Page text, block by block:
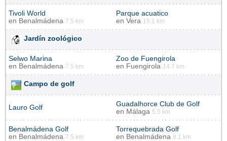
Tivoli World
en Benalmádena 7.5 km
Parque acuatico
en Vera 15.1 km
Jardín zoológico
Selwo Marina
en Benalmádena 7.5 km
Zoo de Fuengirola
en Fuengirola 14.7 km
Campo de golf
Lauro Golf
Guadalhorce Club de Golf
en Málaga 5.5 km
Benalmádena Golf
en Benalmádena 7.5 km
Torrequebrada Golf
en Benalmádena 8.1 km